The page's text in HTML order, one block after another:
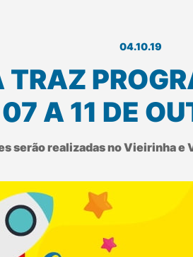
04.10.19
07 A 11 DE
serão realizadas no Vieirinha e